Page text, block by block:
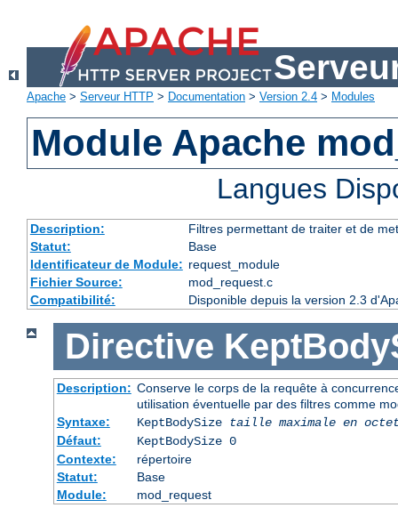
Apache > Serveur HTTP > Documentation > Version 2.4 > Modules
Module Apache
Langues
Description:
Filtres permettant de traiter et de
Statut:
Base
Identificateur de Module: request_module
Fichier Source:
mod_request.c
Compatibilité:
Disponible depuis la version 2.3
Directive
Description: Conserve le corps de la requête à
utilisation éventuelle par des filtres comme
Syntaxe:
KeptBodySize
taille maximale en
Défaut:
KeptBodySize 0
Contexte:
répertoire
Statut:
Base
Module:
mod_request